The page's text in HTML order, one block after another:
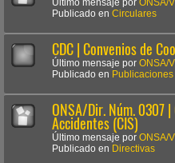
Último mensaje por ONSA/
Publicado en Circulares
CDC | Convenios de
Último mensaje por ONSA/
Publicado en Publicaciones
ONSA/Dir. Núm. 0307
Accidentes (CIS)
Último mensaje por ONSA/
Publicado en Directivas